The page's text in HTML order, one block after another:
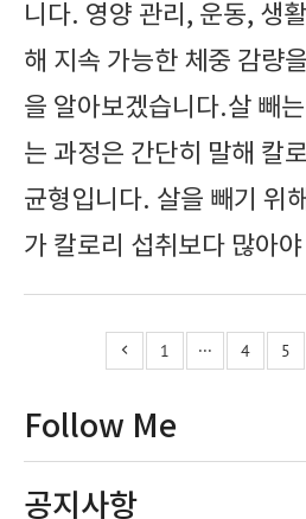
니다. 영양 관리, 운동, 생
해 지속 가능한 체중 감량
을 알아보겠습니다.살 빼
는 과정은 간단히 말해 칼
균형입니다. 살을 빼기 위
가 칼로리 섭취보다 많아
1 ··· 4 5
Follow Me
공지사항